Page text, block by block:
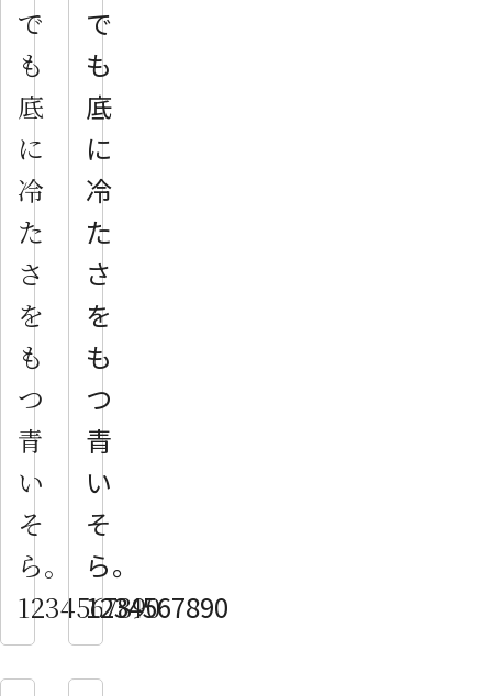
で
も
底
に
冷
た
さ
を
も
つ
青
い
そ
ら。
1234567890
で
も
底
に
冷
た
さ
を
も
つ
青
い
そ
ら。
1234567890